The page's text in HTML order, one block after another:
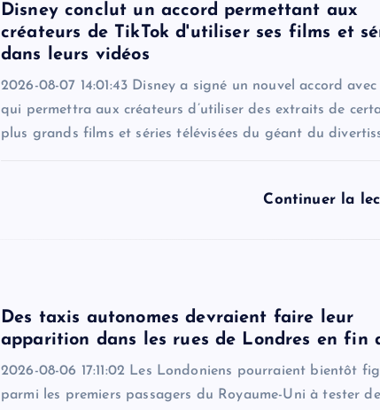
Disney conclut un accord permettant aux
créateurs de TikTok d'utiliser ses films et
dans leurs vidéos
2026-08-07 14:01:43 Disney a signé un nouvel accord avec
qui permettra aux créateurs d’utiliser des extraits de
plus grands films et séries télévisées du géant du
Continuer la
Des taxis autonomes devraient faire leur
apparition dans les rues de Londres en fin
2026-08-06 17:11:02 Les Londoniens pourraient bientôt
parmi les premiers passagers du Royaume-Uni à tester